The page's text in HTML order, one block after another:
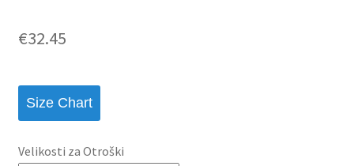
€32.45
Size Chart
Velikosti za Otroški